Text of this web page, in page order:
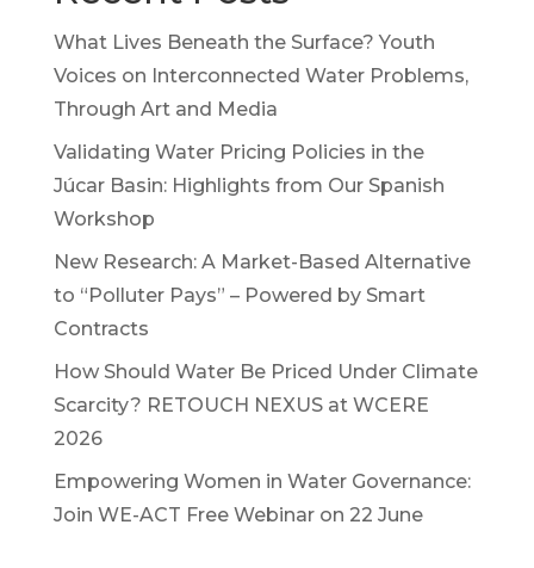
What Lives Beneath the Surface? Youth
Voices on Interconnected Water Problems,
Through Art and Media
Validating Water Pricing Policies in the
Júcar Basin: Highlights from Our Spanish
Workshop
New Research: A Market-Based Alternative
to “Polluter Pays” – Powered by Smart
Contracts
How Should Water Be Priced Under Climate
Scarcity? RETOUCH NEXUS at WCERE
2026
Empowering Women in Water Governance:
Join WE-ACT Free Webinar on 22 June